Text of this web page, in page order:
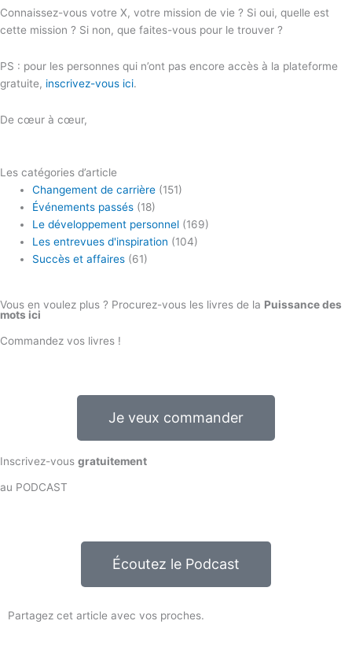
Connaissez-vous votre X, votre mission de vie ? Si oui, quelle est
cette mission ? Si non, que faites-vous pour le trouver ?
PS : pour les personnes qui n’ont pas encore accès à la plateforme
gratuite, inscrivez-vous ici.
De cœur à cœur,
Les catégories d’article
Changement de carrière (151)
Événements passés (18)
Le développement personnel (169)
Les entrevues d'inspiration (104)
Succès et affaires (61)
Vous en voulez plus ? Procurez-vous les livres de la Puissance des
mots ici
Commandez vos livres !
Je veux commander
Inscrivez-vous gratuitement
au PODCAST
Écoutez le Podcast
Partagez cet article avec vos proches.